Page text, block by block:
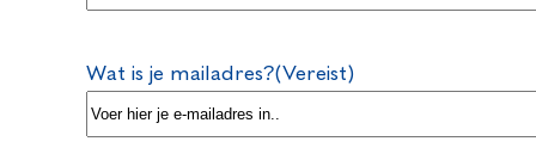
Wat is je mailadres?(Vereist)